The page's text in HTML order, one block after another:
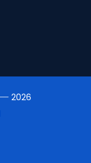
2026